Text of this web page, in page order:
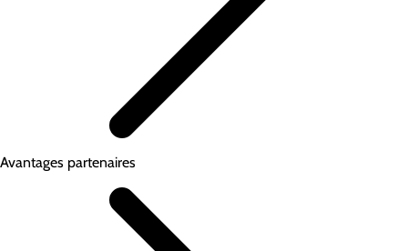
Avantages partenaires